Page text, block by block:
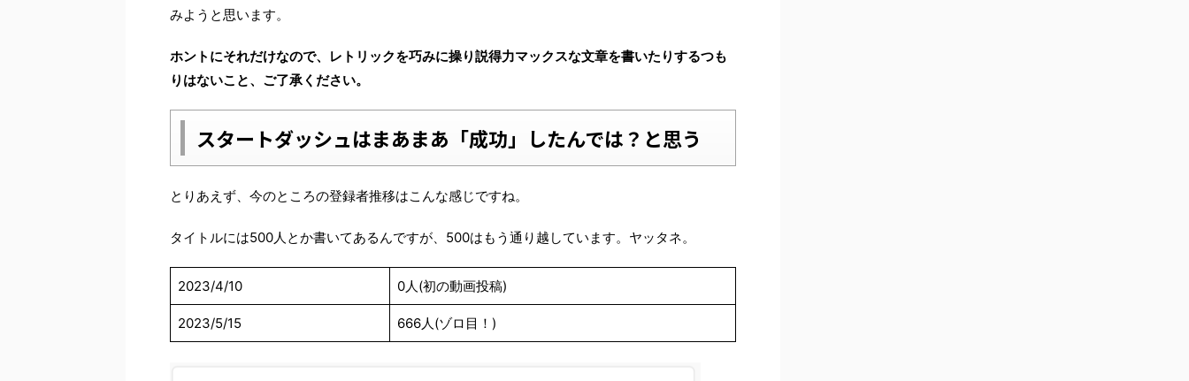
みようと思います。
ホントにそれだけなので、レトリックを巧みに操り説得力マックスな文章を書いたりするつも
りはないこと、ご了承ください。
スタートダッシュはまあまあ「成功」したんでは？と思う
とりあえず、今のところの登録者推移はこんな感じですね。
タイトルには500人とか書いてあるんですが、500はもう通り越しています。ヤッタネ。
2023/4/10 0人(初の動画投稿)
2023/5/15 666人(ゾロ目！)